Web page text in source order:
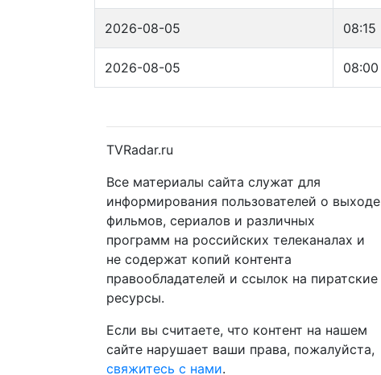
2026-08-05 08:15
2026-08-05 08:00
TVRadar.ru
Все материалы сайта служат для
информирования пользователей о выходе
фильмов, сериалов и различных
программ на российских телеканалах и
не содержат копий контента
правообладателей и ссылок на пиратские
ресурсы.
Если вы считаете, что контент на нашем
сайте нарушает ваши права, пожалуйста,
свяжитесь с нами.